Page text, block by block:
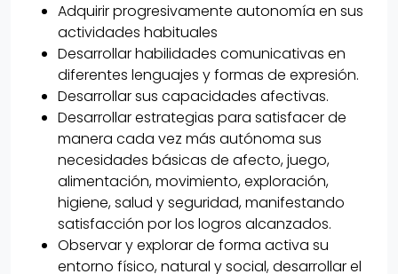
Adquirir progresivamente autonomía en sus
actividades habituales
Desarrollar habilidades comunicativas en
diferentes lenguajes y formas de expresión.
Desarrollar sus capacidades afectivas.
Desarrollar estrategias para satisfacer de
manera cada vez más autónoma sus
necesidades básicas de afecto, juego,
alimentación, movimiento, exploración,
higiene, salud y seguridad, manifestando
satisfacción por los logros alcanzados.
Observar y explorar de forma activa su
entorno físico, natural y social, desarrollar el